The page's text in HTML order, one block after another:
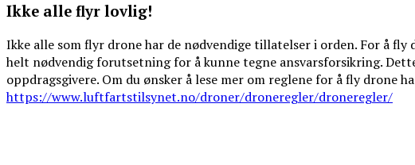
Ikke alle flyr lovlig!
Ikke alle som flyr drone har de nødvendige tillatelser i orden. For å
helt nødvendig forutsetning for å kunne tegne ansvarsforsikring.
oppdragsgivere. Om du ønsker å lese mer om reglene for å fly drone
https://www.luftfartstilsynet.no/droner/droneregler/droneregler/